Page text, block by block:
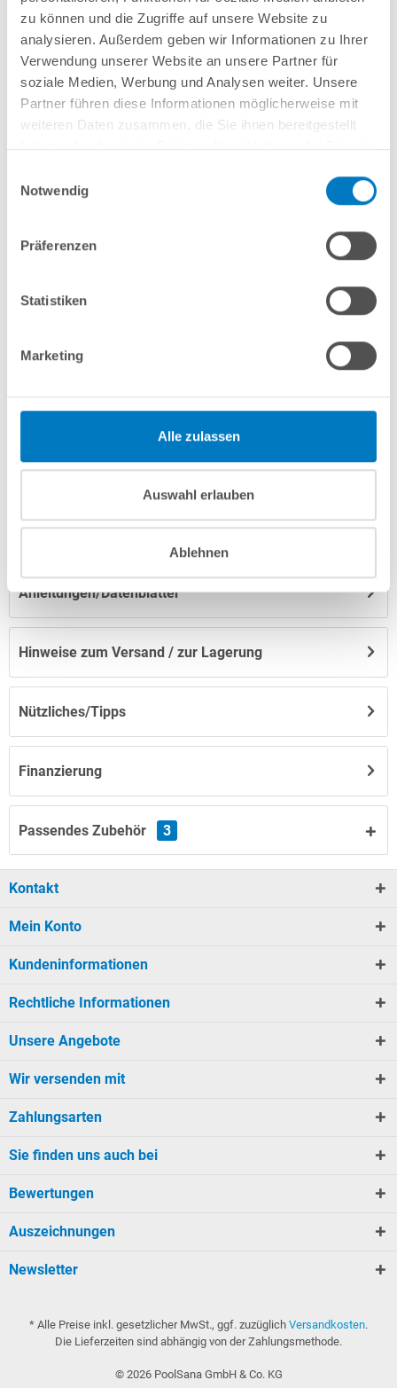
zu können und die Zugriffe auf unsere Website zu
analysieren. Außerdem geben wir Informationen zu Ihrer
Verwendung unserer Website an unsere Partner für
soziale Medien, Werbung und Analysen weiter. Unsere
Partner führen diese Informationen möglicherweise mit
weiteren Daten zusammen, die Sie ihnen bereitgestellt
Notwendig
Präferenzen
Statistiken
Marketing
Alle zulassen
Auswahl erlauben
Ablehnen
Als PLUS-Setinkl.:
Unterlegvlies 300 g/m²
Einbauskimmer und 2 Einlaufdüsen
SandfilteranlagePOOLSANAPro Next 400 / SPECK PlusPump 7( Made
5-teiliges Wasserpflegeset PLUS
Vergleichen Merken
info(at)poolsana.de Anfrageformular
Produktbeschreibung
Finanzierung
Herstellerangaben
Anleitungen/Datenblätter
Hinweise zum Versand / zur Lagerung
Nützliches/Tipps
Passendes Zubehör 3
Kontakt
Mein Konto
Kundeninformationen
Rechtliche Informationen
Unsere Angebote
Wir versenden mit
Zahlungsarten
Sie finden uns auch bei
Bewertungen
Auszeichnungen
Newsletter
* Alle Preise inkl. gesetzlicher MwSt., ggf. zuzüglich Versandkosten.
Die Lieferzeiten sind abhängig von der Zahlungsmethode.
© 2026PoolSana GmbH & Co. KG